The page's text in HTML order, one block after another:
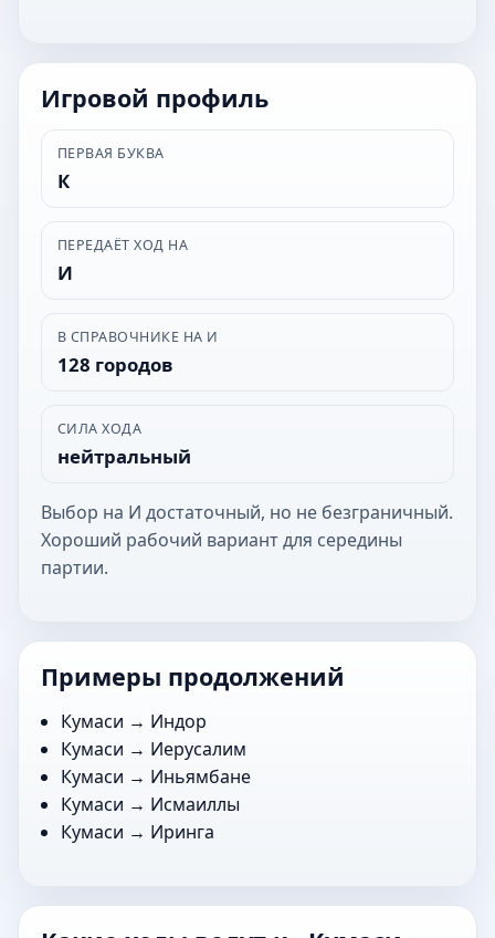
Игровой профиль
ПЕРВАЯ БУКВА
К
ПЕРЕДАЁТ ХОД НА
И
В СПРАВОЧНИКЕ НА И
128 городов
СИЛА ХОДА
нейтральный
Выбор на И достаточный, но не безграничный.
Хороший рабочий вариант для середины
партии.
Примеры продолжений
Кумаси → Индор
Кумаси → Иерусалим
Кумаси → Иньямбане
Кумаси → Исмаиллы
Кумаси → Иринга